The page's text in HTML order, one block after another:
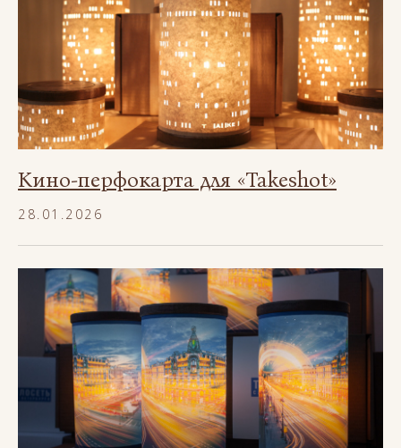
Кино-перфокарта для «Takeshot»
28.01.2026